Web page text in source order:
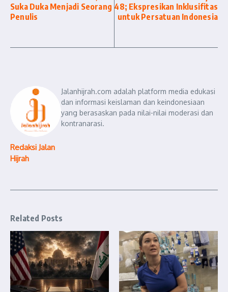
Suka Duka Menjadi Seorang
Penulis
48; Ekspresikan Inklusifitas
untuk Persatuan Indonesia
Redaksi Jalan
Hijrah
Jalanhijrah.com adalah platform media edukasi
dan informasi keislaman dan keindonesiaan
yang berasaskan pada nilai-nilai moderasi dan
kontranarasi.
Related Posts